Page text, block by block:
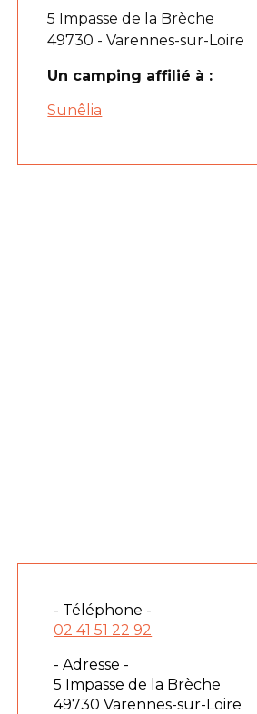
5 Impasse de la Brèche
49730 - Varennes-sur-Loire
Un camping affilié à :
Sunêlia
- Téléphone -
02 41 51 22 92
- Adresse -
5 Impasse de la Brèche
49730 Varennes-sur-Loire